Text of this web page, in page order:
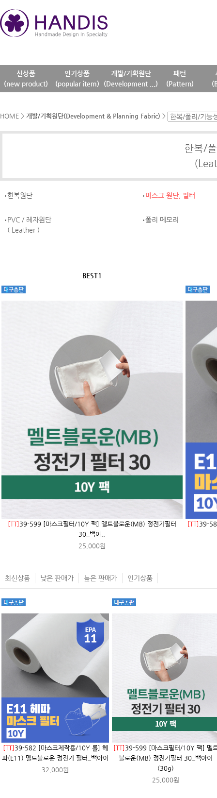
신상품
(new product)
인기상품
(popular item)
개발/기획원단
(Development ...)
패턴
(Pattern)
HOME > 개발/기획원단(Development & Planning Fabric) >
한복/
한복원단 마스크 원단, 필터
PVC / 레자원단
( Leather )
폴리 메모리
BEST1
[TT] 39-599 [마스크필터/10Y 팩] 멜트블로운(MB) 정전기필터
30_백아..
25,000원
[TT] 39-
최신상품 낮은 판매가 높은 판매가 인기상품
[TT] 39-582 [마스크제작용/10Y 롤] 헤
파(E11) 멜트블로운 정전기 필터_백아이
32,000원
[TT] 39-599 [마스크필터/10Y 팩] 멜
블로운(MB) 정전기필터 30_백아이
(30g)
25,000원